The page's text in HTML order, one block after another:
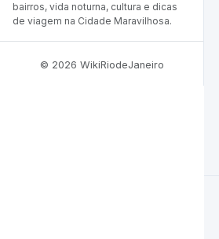
bairros, vida noturna, cultura e dicas
de viagem na Cidade Maravilhosa.
© 2026 WikiRiodeJaneiro